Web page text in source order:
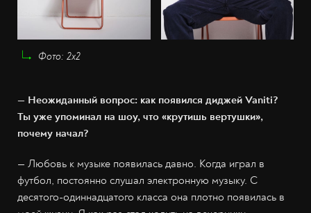
Фото: 2х2
— Неожиданный вопрос: как появился диджей Vaniti?
Ты уже упоминал на шоу, что «крутишь вертушки»,
почему начал?
— Любовь к музыке появилась давно. Когда играл в
футбол, постоянно слушал электронную музыку. С
десятого-одиннадцатого класса она плотно появилась в